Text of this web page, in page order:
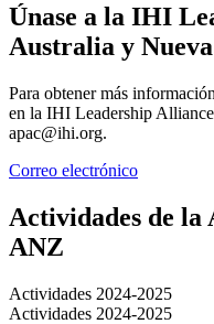
Únase a la IHI
Australia y
Para obtener más
en la IHI Leadership
apac@ihi.org.
Correo electrónico
Actividades de la
ANZ
Actividades 2024-2025
Actividades 2024-2025